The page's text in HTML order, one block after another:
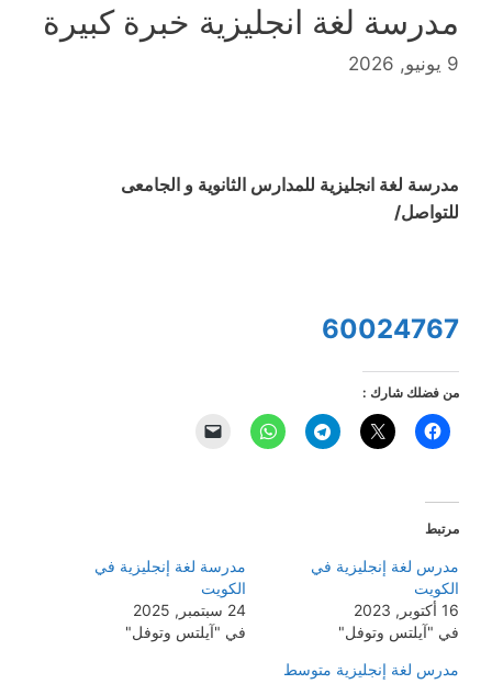
مدرسة لغة انجليزية خبرة كبيرة
9 يونيو, 2026
مدرسة لغة انجليزية للمدارس الثانوية و الجامعى
للتواصل/
60024767
من فضلك شارك :
مرتبط
مدرس لغة إنجليزية في
الكويت
16 أكتوبر, 2023
في "آيلتس وتوفل"
مدرسة لغة إنجليزية في
الكويت
24 سبتمبر, 2025
في "آيلتس وتوفل"
مدرس لغة إنجليزية متوسط